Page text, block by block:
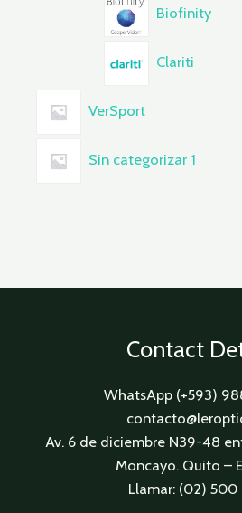
Biofinity
Clariti
VerSport
Sin categorizar 1
Contact
WhatsApp (+593)
Av. 6 de diciembre N39-48
Moncayo. Quito –
Llamar: (02)